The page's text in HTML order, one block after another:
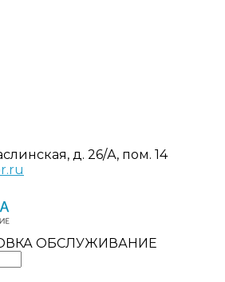
д. 26/А, пом. 14
ОБСЛУЖИВАНИЕ